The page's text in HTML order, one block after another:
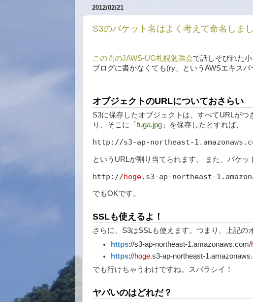
2012/02/21
S3のバケット名はよく考えて命名しま
この間のJAWS-UG札幌勉強会で話しそびれた
ブログに書かなくても(ry」というAWSエキス
オブジェクトのURLについておさらい
S3に保存したオブジェクトは、すべてURLがつ
り、そこに「 fuga.jpg 」を保存したとすれば、
http://s3-ap-northeast-
というURLが割り当てられます。 また、バケッ
http://hoge.s3-ap-northeast-
でもOKです。
SSLも使えるよ！
さらに、S3はSSLも使えます。つまり、上記の
https://s3-ap-northeast-1.amazonaws.com/
https://hoge.s3-ap-northeast-
でも行けちゃうわけですね。スバラシイ！
ヤバいのはどれだ？